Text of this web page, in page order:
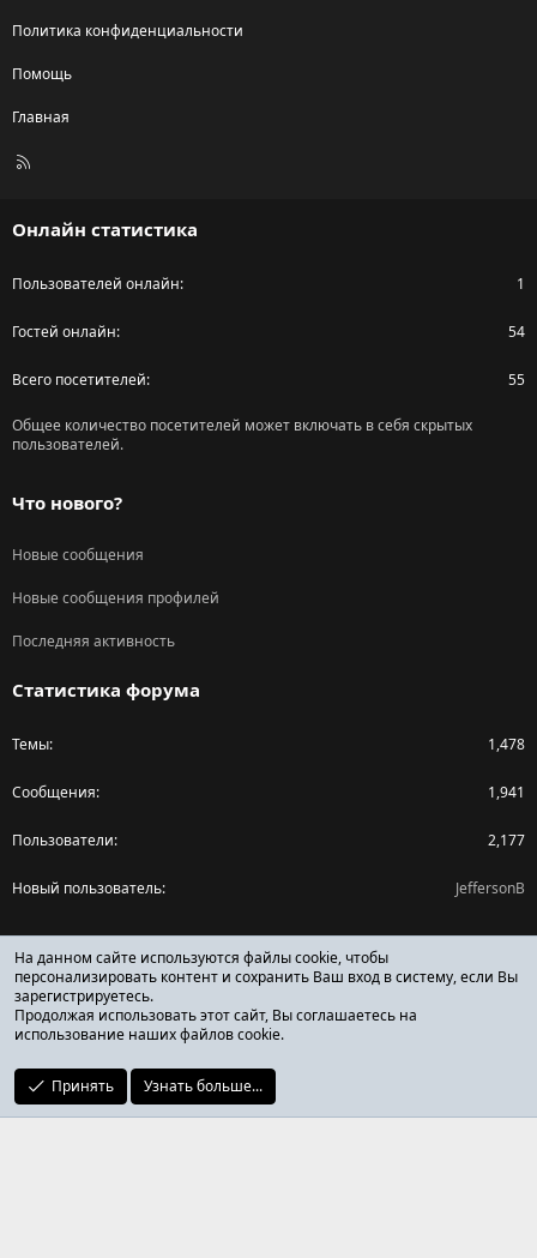
Политика конфиденциальности
Помощь
Главная
R
Онлайн статистика
Пользователей онлайн 1
Гостей онлайн 54
Всего посетителей 55
Общее количество посетителей может включать в себя скрытых
пользователей.
Что нового?
Новые сообщения
Новые сообщения профилей
Последняя активность
Статистика форума
Темы 1,478
Сообщения 1,941
Пользователи 2,177
Новый пользователь JeffersonB
Поделиться страницей
Facebook
X (Twitter)
Reddit
ОТЗЫВЫ ОНЛАЙН ФОРУМ
На данном сайте используются файлы cookie, чтобы
персонализировать контент и сохранить Ваш вход в систему, если Вы
зарегистрируетесь.
Продолжая использовать этот сайт, Вы соглашаетесь на
использование наших файлов cookie.
Принять Узнать больше...